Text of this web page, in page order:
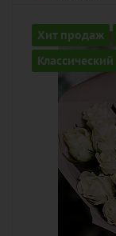
Хит продаж
Классический
Количество
51
Описание
роза,